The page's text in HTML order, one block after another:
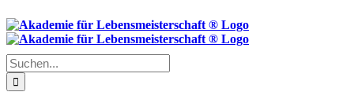
to
content
Suche
nach: